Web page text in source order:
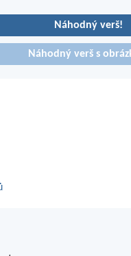
Náhodný verš!
Náhodný verš s